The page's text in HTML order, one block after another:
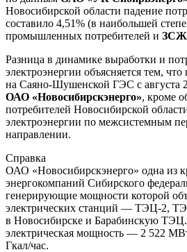
Новосибирской области падение
составило 4,51% (в наибольшей
промышленных потребителей и
Разница в динамике выработки и
электроэнергии объясняется тем, что
на Саяно-Шушенской ГЭС с августа
ОАО «Новосибирскэнерго», кроме
потребителей Новосибирской
электроэнергии по межсистемным
направлении.
Справка
ОАО «Новосибирскэнерго» одна из
энергокомпаний Сибирского
генерирующие мощности которой
электрических станций — ТЭЦ-2,
в Новосибирске и Барабинскую ТЭЦ.
электрическая мощность — 2 522
Гкал/час.